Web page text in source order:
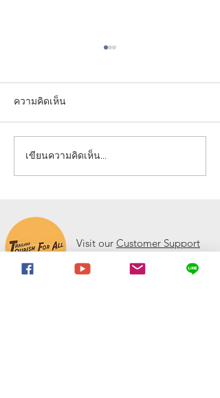
📰 “ห้องสุขาเพื่อทุกคน” เปิด
จริง ขจัดความเหลื่อมล้ำ สู่
การเข้าถึงบริการสาธารณะ
อย่างเท่าเทียม
ความคิดเห็น
เขียนความคิดเห็น…
Visit our Customer Support
for assistance or call us at